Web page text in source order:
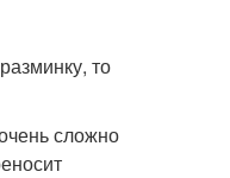
то
сложно